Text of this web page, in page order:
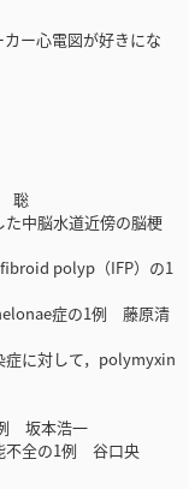
ー心電図が好きにな
聡
中脳水道近傍の脳梗
polyp（IFP）の1
症の1例 藤原清
症に対して，polymyxin
坂本浩一
不全の1例 谷口央